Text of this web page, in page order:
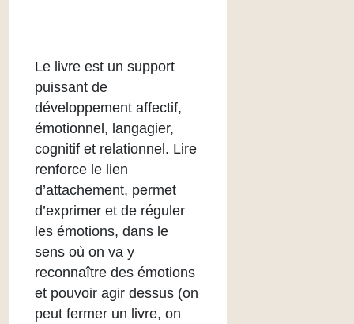
Le livre est un support
puissant de
développement affectif,
émotionnel, langagier,
cognitif et relationnel. Lire
renforce le lien
d’attachement, permet
d’exprimer et de réguler
les émotions, dans le
sens où on va y
reconnaître des émotions
et pouvoir agir dessus (on
peut fermer un livre, on